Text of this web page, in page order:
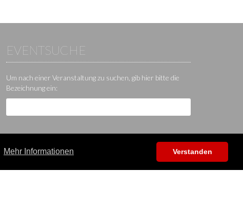
Mehr Informationen Verstanden
EVENTSUCHE
Um nach einer Veranstaltung zu suchen, gib hier bitte die
Bezeichnung ein: